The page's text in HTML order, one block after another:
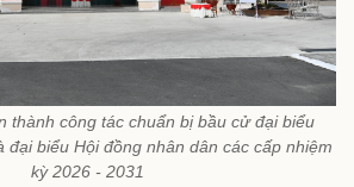
thành công tác chuẩn bị bầu cử đại biểu
đại biểu Hội đồng nhân dân các cấp nhiệm
kỳ 2026 - 2031